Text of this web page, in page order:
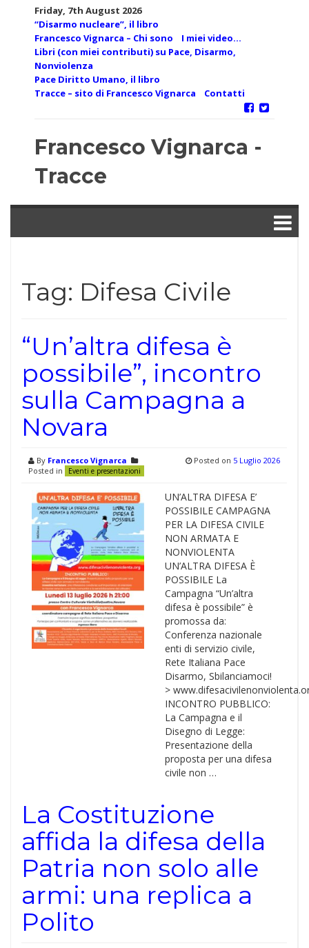
Friday, 7th August 2026
“Disarmo nucleare”, il libro
Francesco Vignarca – Chi sono
I miei video…
Libri (con miei contributi) su Pace, Disarmo,
Nonviolenza
Pace Diritto Umano, il libro
Tracce – sito di Francesco Vignarca
Contatti
Francesco Vignarca -
Tracce
Tag: Difesa Civile
“Un’altra difesa è
possibile”, incontro
sulla Campagna a
Novara
By Francesco Vignarca
Posted in
Eventi e presentazioni
Posted on 5 Luglio 2026
UN’ALTRA DIFESA E’
POSSIBILE CAMPAGNA
PER LA DIFESA CIVILE
NON ARMATA E
NONVIOLENTA
UN’ALTRA DIFESA È
POSSIBILE La
Campagna “Un’altra
difesa è possibile” è
promossa da:
Conferenza nazionale
enti di servizio civile,
Rete Italiana Pace
Disarmo, Sbilanciamoci!
>
INCONTRO PUBBLICO:
La Campagna e il
Disegno di Legge:
Presentazione della
proposta per una difesa
civile non …
La Costituzione
affida la difesa della
Patria non solo alle
armi: una replica a
Polito